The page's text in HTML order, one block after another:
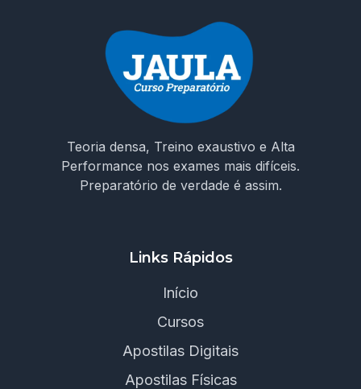
Teoria densa, Treino exaustivo e Alta
Performance nos exames mais difíceis.
Preparatório de verdade é assim.
Links Rápidos
Início
Cursos
Apostilas Digitais
Apostilas Físicas